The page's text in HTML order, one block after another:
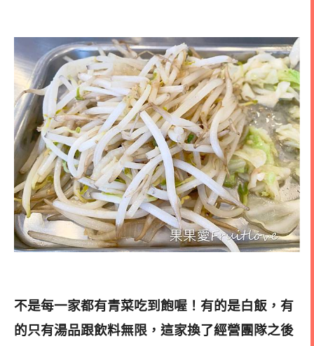
不是每一家都有青菜吃到飽喔！有的是白飯，有
的只有湯品跟飲料無限，這家換了經營團隊之後